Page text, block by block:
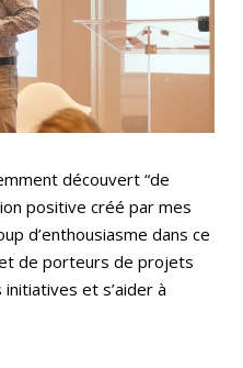
découvert “de
positive créé par mes
d’enthousiasme dans ce
de porteurs de projets
et s’aider à